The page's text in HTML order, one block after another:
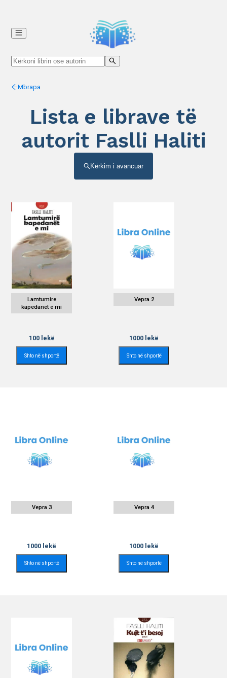
Mbrapa
Lista e librave të
autorit Faslli Haliti
Kërkim i avancuar
Lamtumire
kapedanet e mi
100lekë
Shto në shportë
Vepra 2
1000 lekë
Shto në shportë
Vepra 3
1000 lekë
Shto në shportë
Vepra 4
1000 lekë
Shto në shportë